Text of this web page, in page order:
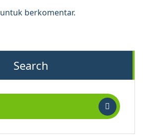
untuk berkomentar.
Search